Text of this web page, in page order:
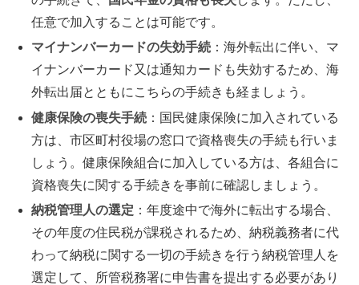
任意で加入することは可能です。
マイナンバーカードの失効手続 ：海外転出に伴い、マ
イナンバーカード又は通知カードも失効するため、海
外転出届とともにこちらの手続きも経ましょう。
健康保険の喪失手続 ：国民健康保険に加入されている
方は、市区町村役場の窓口で資格喪失の手続も行いま
しょう。健康保険組合に加入している方は、各組合に
資格喪失に関する手続きを事前に確認しましょう。
納税管理人の選定 ：年度途中で海外に転出する場合、
その年度の住民税が課税されるため、納税義務者に代
わって納税に関する一切の手続きを行う納税管理人を
選定して、所管税務署に申告書を提出する必要があり